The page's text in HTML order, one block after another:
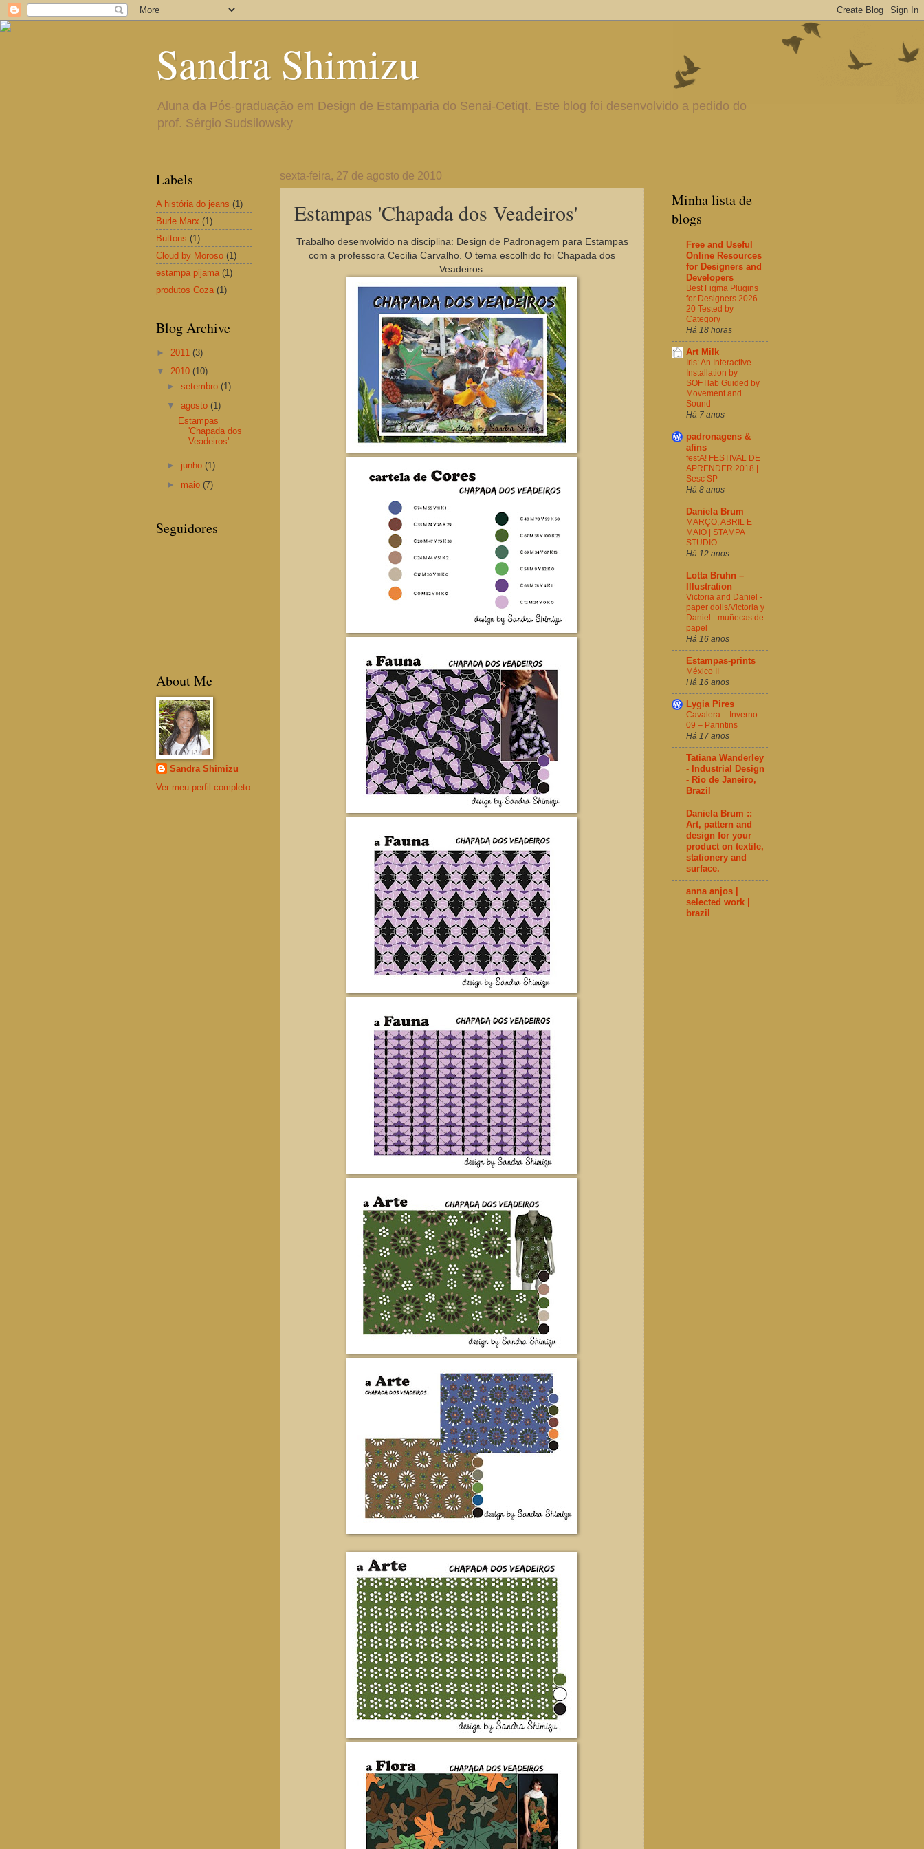
Sandra Shimizu
Aluna da Pós-graduação em Design de Estamparia do Senai-Cetiqt. Este blog foi desenvolvido a pedido do
prof. Sérgio Sudsilowsky
sexta-feira, 27 de agosto de 2010
Estampas 'Chapada dos Veadeiros'
Trabalho desenvolvido na disciplina: Design de Padronagem para Estampas
com a professora Cecília Carvalho. O tema escolhido foi Chapada dos
Veadeiros.
Labels
A história do jeans (1)
Burle Marx (1)
Buttons (1)
Cloud by Moroso (1)
estampa pijama (1)
produtos Coza (1)
Blog Archive
► 2011 (3)
▼ 2010 (10)
►setembro(1)
▼agosto(1)
Estampas
'Chapada dos
Veadeiros'
► junho(1)
► maio(7)
Seguidores
About Me
Sandra Shimizu
Ver meu perfil completo
Minha lista de
blogs
Free and Useful
Online Resources
for Designers and
Developers
Best Figma Plugins
for Designers 2026 –
20 Tested by
Category
Há 18 horas
Art Milk
Iris: An Interactive
Installation by
SOFTlab Guided by
Movement and
Sound
Há 7 anos
padronagens &
afins
festA! FESTIVAL DE
APRENDER 2018 |
Sesc SP
Há 8 anos
Daniela Brum
MARÇO, ABRIL E
MAIO | STAMPA
STUDIO
Há 12 anos
Lotta Bruhn –
Illustration
Victoria and Daniel -
paper dolls/Victoria y
Daniel - muñecas de
papel
Há 16 anos
Estampas-prints
México II
Há 16 anos
Lygia Pires
Cavalera – Inverno
09 – Parintins
Há 17 anos
Tatiana Wanderley
- Industrial Design
- Rio de Janeiro,
Brazil
Daniela Brum ::
Art, pattern and
design for your
product on textile,
stationery and
surface.
anna anjos |
selected work |
brazil